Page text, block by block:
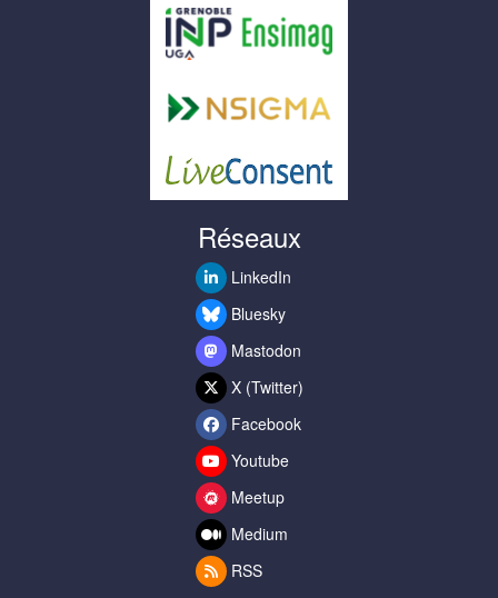
Réseaux
LinkedIn
Bluesky
Mastodon
X (Twitter)
Facebook
Youtube
Meetup
Medium
RSS